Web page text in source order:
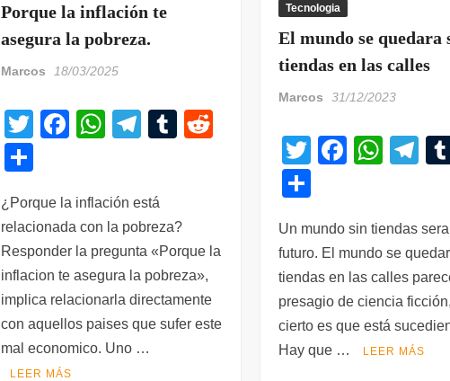
Porque la inflación te
asegura la pobreza.
Marcos 18/03/2025
T
er
F
e
b
o
o
k
W
s
A
p
p
T
gr
a
m
T
r
m
p
ar
tir
¿Porque la inflación está
relacionada con la pobreza?
Responder la pregunta «Porque la
inflacion te asegura la pobreza»,
implica relacionarla directamente
con aquellos paises que sufer este
mal economico. Uno …
LEER MÁS
Tecnologia
El mundo se quedara
tiendas en las calles
Marcos 31/12/2023
T
er
F
e
b
o
o
k
W
s
A
p
p
T
gr
a
m
m
p
ar
tir
Un mundo sin tiendas sera
futuro. El mundo se
tiendas en las calles
presagio de ciencia
cierto es que está
Hay que …
LEER MÁS